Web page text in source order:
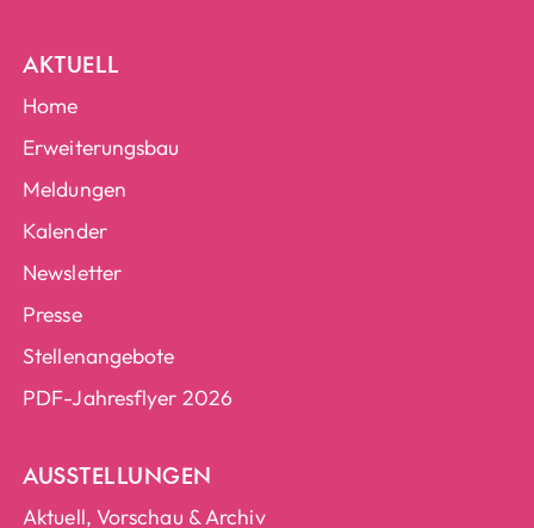
AKTUELL
Home
Erweiterungsbau
Meldungen
Kalender
Newsletter
Presse
Stellenangebote
PDF-Jahresflyer 2026
AUSSTELLUNGEN
Aktuell, Vorschau & Archiv